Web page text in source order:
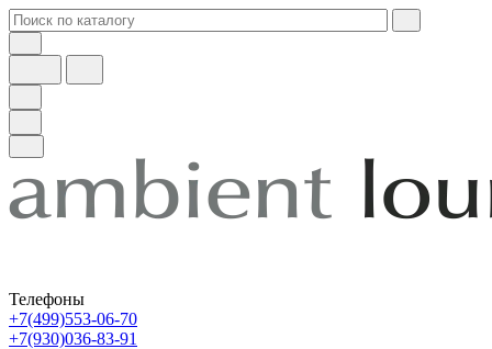
Телефоны
+7(499)553-06-70
+7(930)036-83-91